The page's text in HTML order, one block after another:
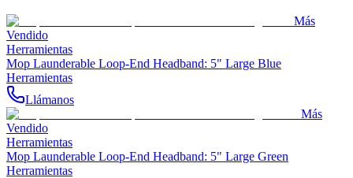
Más
Vendido
Herramientas
Mop Launderable Loop-End Headband: 5" Large Blue
Herramientas
Llámanos
Más
Vendido
Herramientas
Mop Launderable Loop-End Headband: 5" Large Green
Herramientas